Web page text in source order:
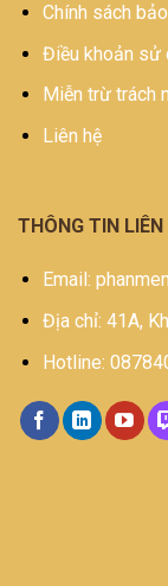
Chính sách
Điều khoản sử
Miễn trừ trách
Liên hệ
THÔNG TIN LIÊN
Email:
Địa chỉ: 41A,
Hotline: